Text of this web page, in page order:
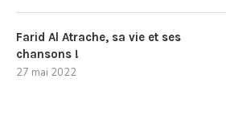
Farid Al Atrache, sa vie et ses
chansons !
27 mai 2022